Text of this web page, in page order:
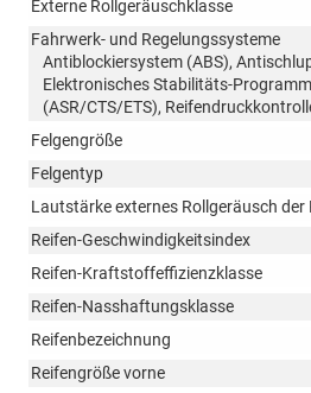
Externe Rollgeräuschklasse
Fahrwerk- und Regelungssysteme
Antiblockiersystem (ABS),
Elektronisches Stabilitäts-
(ASR/CTS/ETS),
Felgengröße
Felgentyp
Lautstärke externes Rollgeräusch der
Reifen-Geschwindigkeitsindex
Reifen-Kraftstoffeffizienzklasse
Reifen-Nasshaftungsklasse
Reifenbezeichnung
Reifengröße vorne